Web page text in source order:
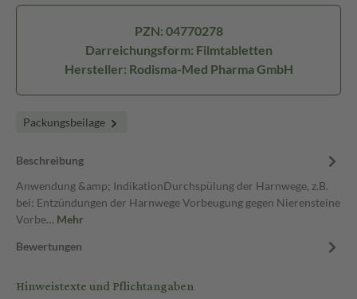
PZN: 04770278
Darreichungsform: Filmtabletten
Hersteller: Rodisma-Med Pharma GmbH
Packungsbeilage
Beschreibung
Anwendung &amp; IndikationDurchspülung der Harnwege, z.B.
bei: Entzündungen der Harnwege Vorbeugung gegen Nierensteine
Vorbe… Mehr
Bewertungen
Hinweistexte und Pflichtangaben